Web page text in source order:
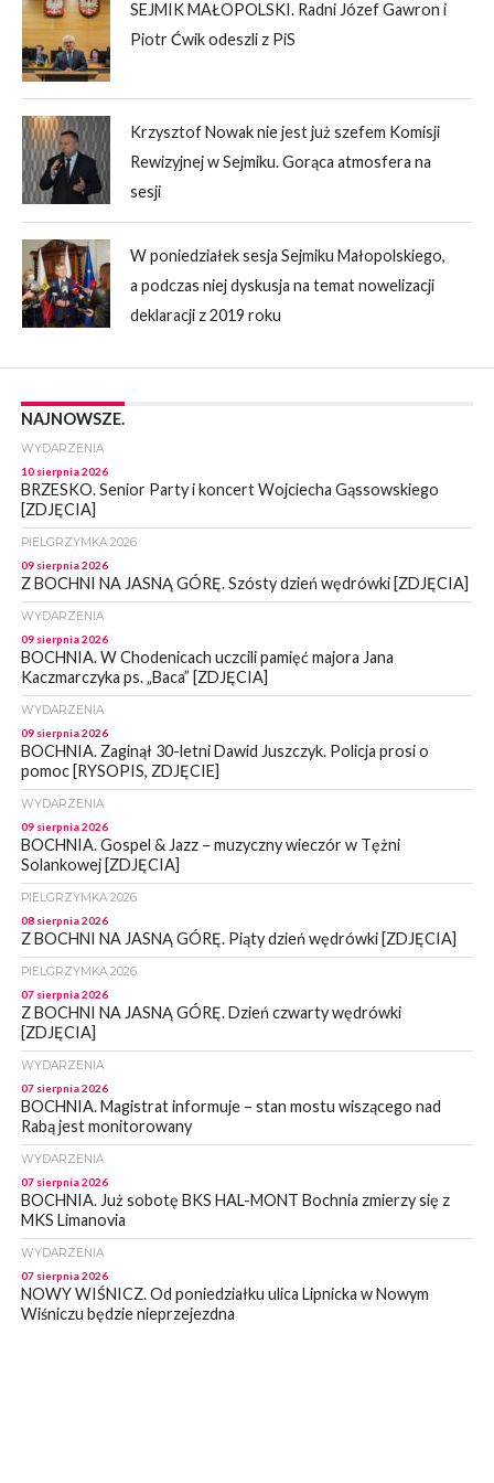
SEJMIK MAŁOPOLSKI. Radni Józef Gawron i
Piotr Ćwik odeszli z PiS
Krzysztof Nowak nie jest już szefem Komisji
Rewizyjnej w Sejmiku. Gorąca atmosfera na
sesji
W poniedziałek sesja Sejmiku Małopolskiego,
a podczas niej dyskusja na temat nowelizacji
deklaracji z 2019 roku
NAJNOWSZE.
WYDARZENIA
10 sierpnia 2026
BRZESKO. Senior Party i koncert Wojciecha Gąssowskiego
[ZDJĘCIA]
PIELGRZYMKA 2026
09 sierpnia 2026
Z BOCHNI NA JASNĄ GÓRĘ. Szósty dzień wędrówki [ZDJĘCIA]
WYDARZENIA
09 sierpnia 2026
BOCHNIA. W Chodenicach uczcili pamięć majora Jana
Kaczmarczyka ps. „Baca” [ZDJĘCIA]
WYDARZENIA
09 sierpnia 2026
BOCHNIA. Zaginął 30-letni Dawid Juszczyk. Policja prosi o
pomoc [RYSOPIS, ZDJĘCIE]
WYDARZENIA
09 sierpnia 2026
BOCHNIA. Gospel & Jazz – muzyczny wieczór w Tężni
Solankowej [ZDJĘCIA]
PIELGRZYMKA 2026
08 sierpnia 2026
Z BOCHNI NA JASNĄ GÓRĘ. Piąty dzień wędrówki [ZDJĘCIA]
PIELGRZYMKA 2026
07 sierpnia 2026
Z BOCHNI NA JASNĄ GÓRĘ. Dzień czwarty wędrówki
[ZDJĘCIA]
WYDARZENIA
07 sierpnia 2026
BOCHNIA. Magistrat informuje – stan mostu wiszącego nad
Rabą jest monitorowany
WYDARZENIA
07 sierpnia 2026
BOCHNIA. Już sobotę BKS HAL-MONT Bochnia zmierzy się z
MKS Limanovia
WYDARZENIA
07 sierpnia 2026
NOWY WIŚNICZ. Od poniedziałku ulica Lipnicka w Nowym
Wiśniczu będzie nieprzejezdna